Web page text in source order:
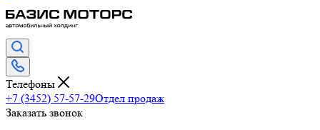
Телефоны
+7 (3452) 57-57-29Отдел продаж
Заказать звонок